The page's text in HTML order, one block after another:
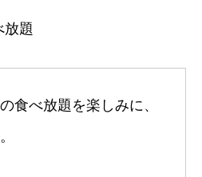
放題
食べ放題を楽しみに、